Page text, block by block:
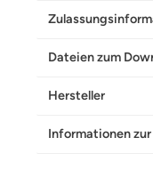
Dateien zum
Hersteller
Informationen